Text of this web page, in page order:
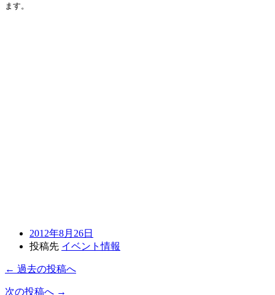
ます。
2012年8月26日
投稿先 イベント情報
← 過去の投稿へ
次の投稿へ →